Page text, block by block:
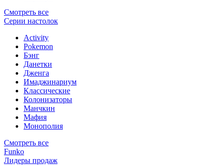
Смотреть все
Серии настолок
Activity
Pokemon
Бэнг
Данетки
Дженга
Имаджинариум
Классические
Колонизаторы
Манчкин
Мафия
Монополия
Смотреть все
Funko
Лидеры продаж